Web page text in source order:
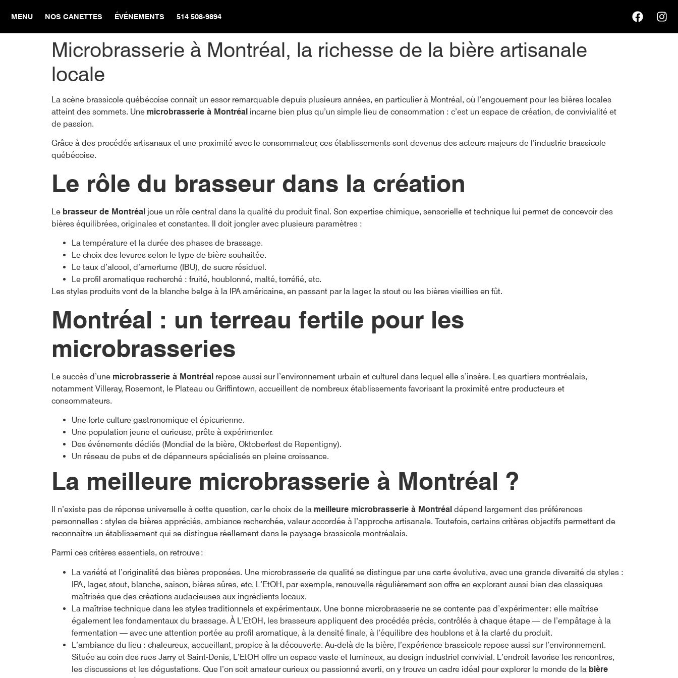
MENU NOS CANETTES ÉVÉNEMENTS 514 508-9894
Microbrasserie à Montréal, la richesse de la bière artisanale
locale
La scène brassicole québécoise connaît un essor remarquable depuis plusieurs années, en particulier à Montréal, où l’engouement pour les bières locales
atteint des sommets. Une microbrasserie à Montréal incarne bien plus qu’un simple lieu de consommation : c’est un espace de création, de convivialité et
de passion.
Grâce à des procédés artisanaux et une proximité avec le consommateur, ces établissements sont devenus des acteurs majeurs de l’industrie brassicole
québécoise.
Le rôle du brasseur dans la création
Le brasseur de Montréal joue un rôle central dans la qualité du produit final. Son expertise chimique, sensorielle et technique lui permet de concevoir des
bières équilibrées, originales et constantes. Il doit jongler avec plusieurs paramètres :
La température et la durée des phases de brassage.
Le choix des levures selon le type de bière souhaitée.
Le taux d’alcool, d’amertume (IBU), de sucre résiduel.
Le profil aromatique recherché : fruité, houblonné, malté, torréfié, etc.
Les styles produits vont de la blanche belge à la IPA américaine, en passant par la lager, la stout ou les bières vieillies en fût.
Montréal : un terreau fertile pour les
microbrasseries
Le succès d’une microbrasserie à Montréal repose aussi sur l’environnement urbain et culturel dans lequel elle s’insère. Les quartiers montréalais,
notamment Villeray, Rosemont, le Plateau ou Griffintown, accueillent de nombreux établissements favorisant la proximité entre producteurs et
consommateurs.
Une forte culture gastronomique et épicurienne.
Une population jeune et curieuse, prête à expérimenter.
Des événements dédiés (Mondial de la bière, Oktoberfest de Repentigny).
Un réseau de pubs et de dépanneurs spécialisés en pleine croissance.
La meilleure microbrasserie à Montréal ?
Il n’existe pas de réponse universelle à cette question, car le choix de la meilleure microbrasserie à Montréal dépend largement des préférences
personnelles : styles de bières appréciés, ambiance recherchée, valeur accordée à l’approche artisanale. Toutefois, certains critères objectifs permettent de
reconnaître un établissement qui se distingue réellement dans le paysage brassicole montréalais.
Parmi ces critères essentiels, on retrouve :
La variété et l’originalité des bières proposées. Une microbrasserie de qualité se distingue par une carte évolutive, avec une grande diversité de styles :
IPA, lager, stout, blanche, saison, bières sûres, etc. L’EtOH, par exemple, renouvelle régulièrement son offre en explorant aussi bien des classiques
maîtrisés que des créations audacieuses aux ingrédients locaux.
La maîtrise technique dans les styles traditionnels et expérimentaux. Une bonne microbrasserie ne se contente pas d’expérimenter : elle maîtrise
également les fondamentaux du brassage. À L’EtOH, les brasseurs appliquent des procédés précis, contrôlés à chaque étape — de l’empâtage à la
fermentation — avec une attention portée au profil aromatique, à la densité finale, à l’équilibre des houblons et à la clarté du produit.
L’ambiance du lieu : chaleureux, accueillant, propice à la découverte. Au-delà de la bière, l’expérience brassicole repose aussi sur l’environnement.
Située au coin des rues Jarry et Saint-Denis, L’EtOH offre un espace vaste et lumineux, au design industriel convivial. L’endroit favorise les rencontres,
les discussions et les dégustations. Que l’on soit amateur curieux ou passionné averti, on y trouve un cadre idéal pour explorer le monde de la bière